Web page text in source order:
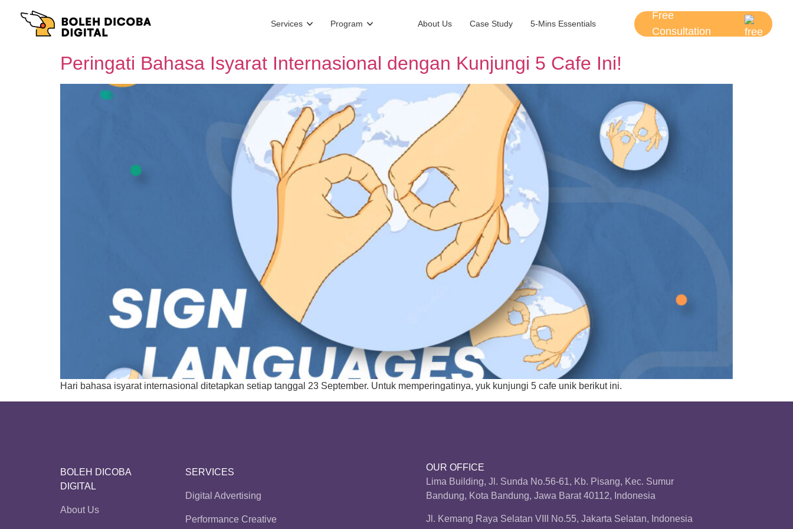
Services Program About Us Case Study 5-Mins Essentials
Free
Consultation
Peringati Bahasa Isyarat Internasional dengan Kunjungi 5 Cafe Ini!
Hari bahasa isyarat internasional ditetapkan setiap tanggal 23 September. Untuk memperingatinya, yuk kunjungi 5 cafe unik berikut ini.
BOLEH DICOBA
DIGITAL
About Us
SERVICES
Digital Advertising
Performance Creative
OUR OFFICE
Lima Building, Jl. Sunda No.56-61, Kb. Pisang, Kec. Sumur
Bandung, Kota Bandung, Jawa Barat 40112, Indonesia
Jl. Kemang Raya Selatan VIII No.55, Jakarta Selatan, Indonesia